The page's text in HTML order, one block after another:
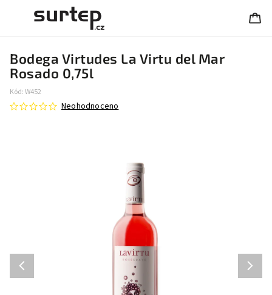
Bodega Virtudes La Virtu del Mar
Rosado 0,75l
Kód:W452
Neohodnoceno